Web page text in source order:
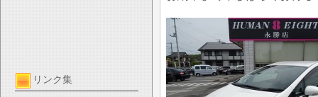
リンク集